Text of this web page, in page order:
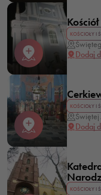
KOŚCIOŁY I
Dodaj
KOŚCIOŁY I
Dodaj
KOŚCIOŁY I